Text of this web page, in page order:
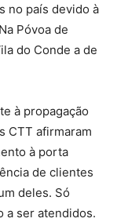
no país devido à
Póvoa de
do Conde a de
à propagação
CTT afirmaram
à porta
de clientes
deles. Só
a ser atendidos.